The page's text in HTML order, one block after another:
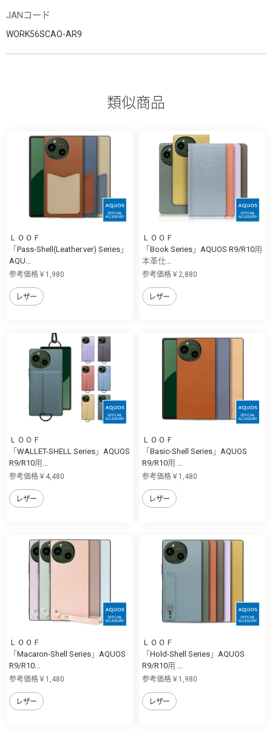
JANコード
WORK56SCAO-AR9
類似商品
ＬＯＯＦ
「Pass-Shell(Leather.ver) Series」
AQU...
参考価格￥1,980
レザー
ＬＯＯＦ
「Book Series」AQUOS R9/R10用
本革仕...
参考価格￥2,880
レザー
ＬＯＯＦ
「WALLET-SHELL Series」AQUOS
R9/R10用...
参考価格￥4,480
レザー
ＬＯＯＦ
「Basic-Shell Series」AQUOS
R9/R10用 ...
参考価格￥1,480
レザー
ＬＯＯＦ
「Macaron-Shell Series」AQUOS
R9/R10...
参考価格￥1,480
レザー
ＬＯＯＦ
「Hold-Shell Series」AQUOS
R9/R10用 ...
参考価格￥1,980
レザー